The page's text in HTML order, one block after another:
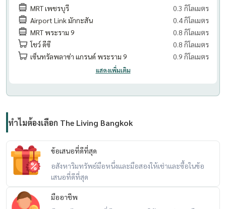
MRT เพชรบุรี
0.3 กิโลเมตร
Airport Link มักกะสัน
0.4 กิโลเมตร
MRT พระราม 9
0.8 กิโลเมตร
โชว์ ดีซี
0.8 กิโลเมตร
เซ็นทรัลพลาซ่า แกรนด์ พระราม 9
0.9 กิโลเมตร
แสดงเพิ่มเติม
ทำไมต้องเลือก The Living Bangkok
ข้อเสนอที่ดีที่สุด
อสังหาริมทรัพย์มือหนึ่งและมือสองให้เช่าและซื้อในข้อ
เสนอที่ดีที่สุด
มืออาชีพ